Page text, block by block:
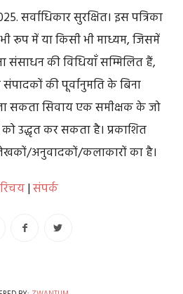
सर्वाधिकार सुरक्षित। इस पत्रिका
रूप में या किसी भी माध्यम, जिसमें
की विधियाँ सम्मिलित हैं,
संपादकों की पूर्वानुमति के बिना
सकता सिवाय एक समीक्षक के जो
को उद्धृत कर सकता है। प्रकाशित
अनुवादकों/कलाकारों का है।
|संपर्क